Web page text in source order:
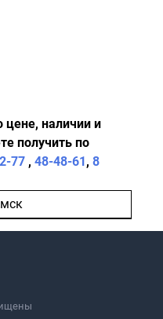
наличии и
получить по
77 , 48-48-61, 8